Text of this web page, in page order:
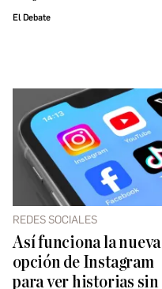
El Debate
REDES SOCIALES
Así funciona la nueva
opción de Instagram
para ver historias sin